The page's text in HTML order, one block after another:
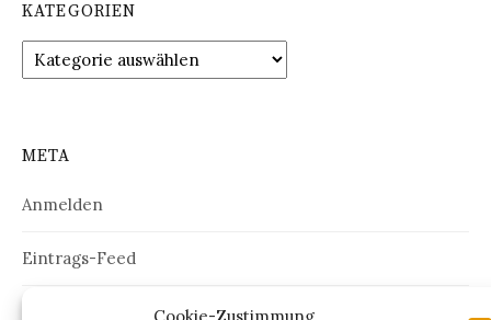
KATEGORIEN
Kategorien
META
Anmelden
Eintrags-Feed
Kommentar-Feed